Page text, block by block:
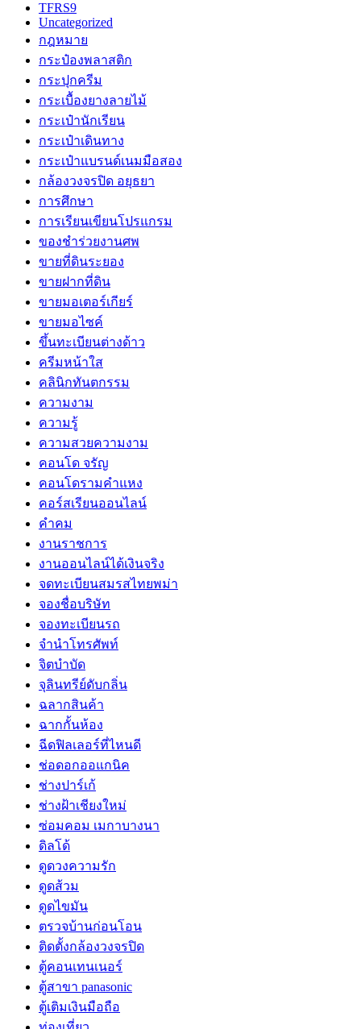
TFRS9
Uncategorized
กฎหมาย
กระป๋องพลาสติก
กระปุกครีม
กระเบื้องยางลายไม้
กระเป๋านักเรียน
กระเป๋าเดินทาง
กระเป๋าแบรนด์เนมมือสอง
กล้องวงจรปิด อยุธยา
การศึกษา
การเรียนเขียนโปรแกรม
ของชำร่วยงานศพ
ขายที่ดินระยอง
ขายฝากที่ดิน
ขายมอเตอร์เกียร์
ขายมอไซค์
ขึ้นทะเบียนต่างด้าว
ครีมหน้าใส
คลินิกทันตกรรม
ความงาม
ความรู้
ความสวยความงาม
คอนโด จรัญ
คอนโดรามคำแหง
คอร์สเรียนออนไลน์
คำคม
งานราชการ
งานออนไลน์ได้เงินจริง
จดทะเบียนสมรสไทยพม่า
จองชื่อบริษัท
จองทะเบียนรถ
จำนำโทรศัพท์
จิตบำบัด
จุลินทรีย์ดับกลิ่น
ฉลากสินค้า
ฉากกั้นห้อง
ฉีดฟิลเลอร์ที่ไหนดี
ช่อดอกออแกนิค
ช่างปาร์เก้
ช่างฝ้าเชียงใหม่
ซ่อมคอม เมกาบางนา
ดิลโด้
ดูดวงความรัก
ดูดส้วม
ดูดไขมัน
ตรวจบ้านก่อนโอน
ติดตั้งกล้องวงจรปิด
ตู้คอนเทนเนอร์
ตู้สาขา panasonic
ตู้เติมเงินมือถือ